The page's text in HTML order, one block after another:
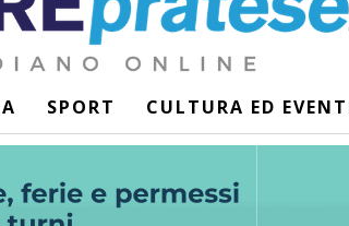
SPORT CULTURA ED